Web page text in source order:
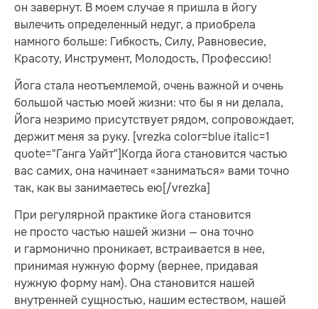
он завернут. В моем случае я пришла в йогу
вылечить определенный недуг, а приобрела
намного больше: Гибкость, Силу, Равновесие,
Красоту, Инструмент, Молодость, Профессию!
Йога стала неотъемлемой, очень важной и очень
большой частью моей жизни: что бы я ни делала,
Йога незримо присутствует рядом, сопровождает,
держит меня за руку. [vrezka color=blue italic=1
quote="Ганга Уайт"]Когда йога становится частью
вас самих, она начинает «заниматься» вами точно
так, как вы занимаетесь ею[/vrezka]
При регулярной практике йога становится
не просто частью нашей жизни — она точно
и гармонично проникает, встраивается в нее,
принимая нужную форму (вернее, придавая
нужную форму нам). Она становится нашей
внутренней сущностью, нашим естеством, нашей